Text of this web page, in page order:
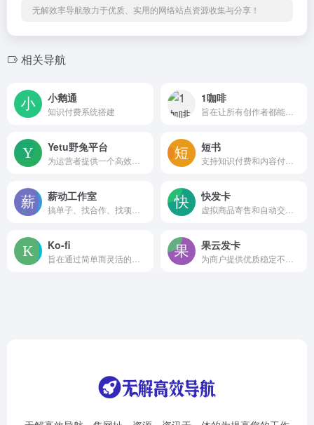
无解效率导航致力于优质、实用的网络站点资源收集与分享！
相关导航
小鹅通
知识付费系统搭建
1咖啡
Yetu野兔平台 短书
薪动工作室 快发卡
Ko-fi 果云发卡